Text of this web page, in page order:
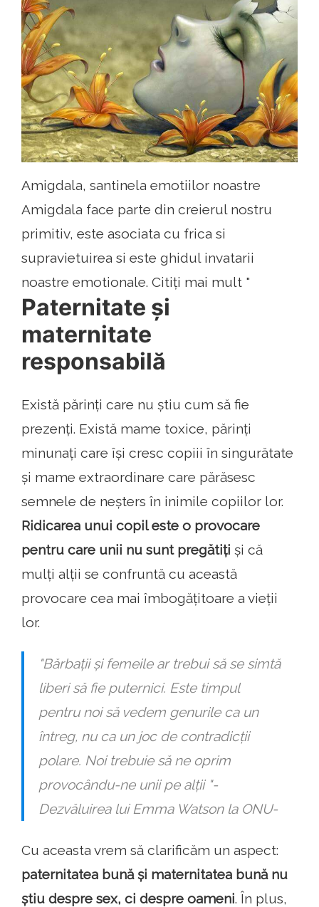
Amigdala, santinela emotiilor noastre
Amigdala face parte din creierul nostru
primitiv, este asociata cu frica si
supravietuirea si este ghidul invatarii
noastre emotionale. Citiți mai mult "
Paternitate și
maternitate
responsabilă
Există părinți care nu știu cum să fie
prezenți. Există mame toxice, părinți
minunați care își cresc copiii în singurătate
și mame extraordinare care părăsesc
semnele de neșters în inimile copiilor lor.
Ridicarea unui copil este o provocare
pentru care unii nu sunt pregătiți și că
mulți alții se confruntă cu această
provocare cea mai îmbogățitoare a vieții
lor.
"Bărbații și femeile ar trebui să se simtă
liberi să fie puternici. Este timpul
pentru noi să vedem genurile ca un
întreg, nu ca un joc de contradicții
polare. Noi trebuie să ne oprim
provocându-ne unii pe alții "-
Dezvăluirea lui Emma Watson la ONU-
Cu aceasta vrem să clarificăm un aspect:
paternitatea bună și maternitatea bună nu
știu despre sex, ci despre oameni. În plus,